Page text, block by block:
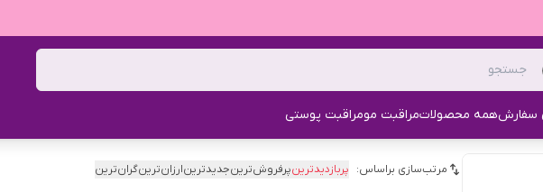
سفارشهمه محصولاتمراقبت مومراقبت پوستی
مرتب‌سازی براساس: پربازدیدترینپرفروش‌ترینجدیدترینارزان‌ترینگران‌ترین